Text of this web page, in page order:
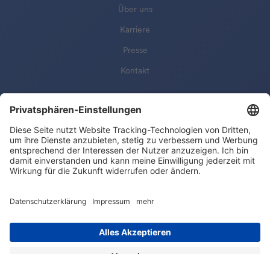
Über uns
Karriere
Presse
Kontakt
© 2025 Cosuno Ventures GmbH
Impressum
Datenschutz